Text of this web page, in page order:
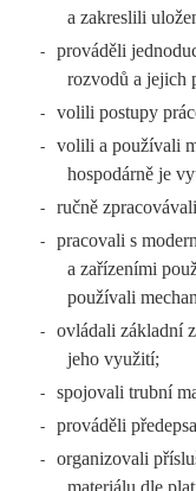
a zakreslili
-
prováděli
rozvodů a jejich
- volili postupy
-
volili a používali
hospodárně je
- ručně
-
pracovali s
a zařízeními
používali
-
ovládali základní
jeho využití;
- spojovali trubní
- prováděli
-
organizovali
materiálu dle